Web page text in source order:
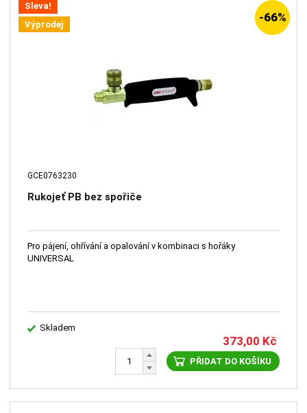
Sleva!
Výprodej
-66%
GCE0763230
Rukojeť PB bez spořiče
Pro pájení, ohřívání a opalování v kombinaci s hořáky
UNIVERSAL
Skladem
373,00 Kč
PŘIDAT DO KOŠÍKU